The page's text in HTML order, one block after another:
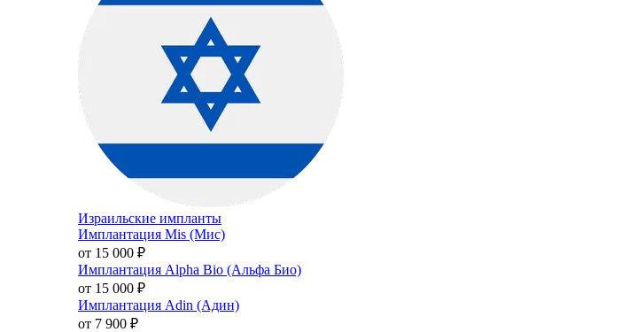
Израильские импланты
Имплантация Mis (Мис)
от 15 000 ₽
Имплантация Alpha Bio (Альфа Био)
от 15 000 ₽
Имплантация Adin (Адин)
от 7 900 ₽